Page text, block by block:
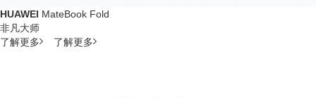
HUAWEI MateBook Fold
非凡大师
了解更多
了解更多